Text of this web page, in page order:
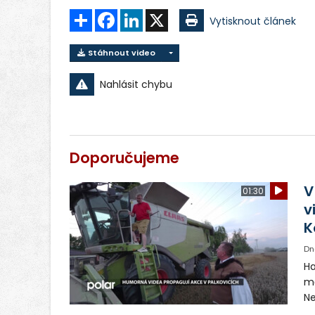
Sdílet FacebookLinkedIn Vytisknout článek
Stáhnout video
Nahlásit chybu
Doporučujeme
01:30